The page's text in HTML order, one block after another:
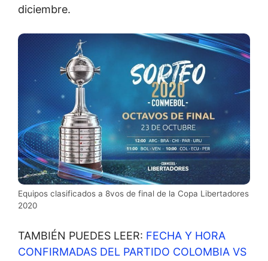
diciembre.
Equipos clasificados a 8vos de final de la Copa Libertadores
2020
TAMBIÉN PUEDES LEER: FECHA Y HORA
CONFIRMADAS DEL PARTIDO COLOMBIA VS